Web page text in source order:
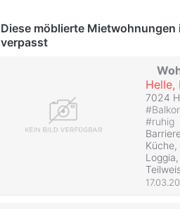
Diese möblierte
verpasst
Helle,
7024
#
#ruhig